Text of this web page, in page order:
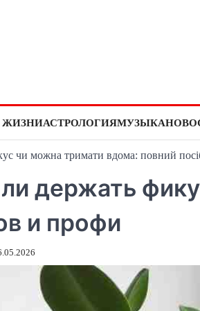
ЖИЗНИАСТРОЛОГИЯМУЗЫКА
чи можна тримати вдома: повний
держать
и профи